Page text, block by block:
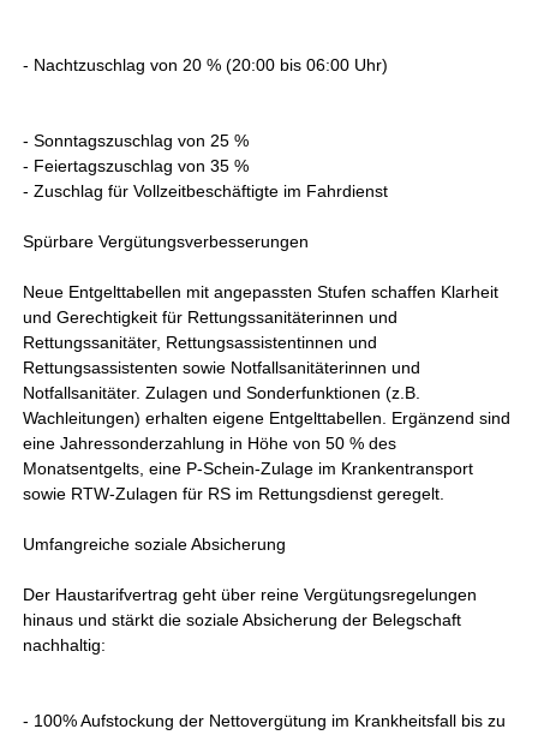
- Nachtzuschlag von 20 % (20:00 bis 06:00 Uhr)
- Sonntagszuschlag von 25 %
- Feiertagszuschlag von 35 %
- Zuschlag für Vollzeitbeschäftigte im Fahrdienst
Spürbare Vergütungsverbesserungen
Neue Entgelttabellen mit angepassten Stufen schaffen Klarheit
und Gerechtigkeit für Rettungssanitäterinnen und
Rettungssanitäter, Rettungsassistentinnen und
Rettungsassistenten sowie Notfallsanitäterinnen und
Notfallsanitäter. Zulagen und Sonderfunktionen (z.B.
Wachleitungen) erhalten eigene Entgelttabellen. Ergänzend sind
eine Jahressonderzahlung in Höhe von 50 % des
Monatsentgelts, eine P-Schein-Zulage im Krankentransport
sowie RTW-Zulagen für RS im Rettungsdienst geregelt.
Umfangreiche soziale Absicherung
Der Haustarifvertrag geht über reine Vergütungsregelungen
hinaus und stärkt die soziale Absicherung der Belegschaft
nachhaltig:
- 100% Aufstockung der Nettovergütung im Krankheitsfall bis zu